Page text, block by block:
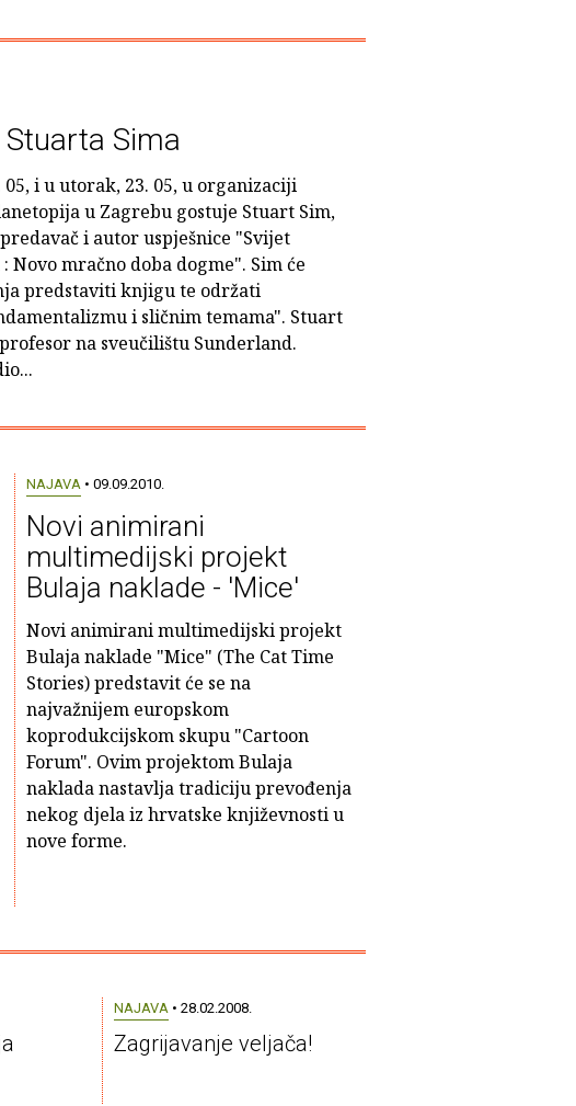
Sima
i u utorak, 23. 05, u organizaciji
u Zagrebu gostuje Stuart Sim,
i autor uspješnice "Svijet
Novo mračno doba dogme". Sim će
predstaviti knjigu te održati
i sličnim temama". Stuart
na sveučilištu Sunderland.
NAJAVA• 09.09.2010.
Novi animirani
multimedijski projekt
Bulaja naklade - 'Mice'
Novi animirani multimedijski projekt
Bulaja naklade "Mice" (The Cat Time
Stories) predstavit će se na
najvažnijem europskom
koprodukcijskom skupu "Cartoon
Forum". Ovim projektom Bulaja
naklada nastavlja tradiciju prevođenja
nekog djela iz hrvatske književnosti u
nove forme.
NAJAVA• 28.02.2008.
Zagrijavanje veljača!